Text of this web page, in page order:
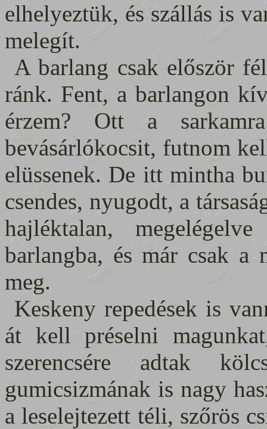
elhelyeztük, és szállás is
melegít.
A barlang csak először
ránk. Fent, a barlangon
érzem? Ott a
bevásárlókocsit, futnom
elüssenek. De itt mintha
csendes, nyugodt, a
hajléktalan,
barlangba, és már csak a
meg.
Keskeny repedések is
át kell préselni
szerencsére adtak
gumicsizmának is nagy
a leselejtezett téli, szőrös